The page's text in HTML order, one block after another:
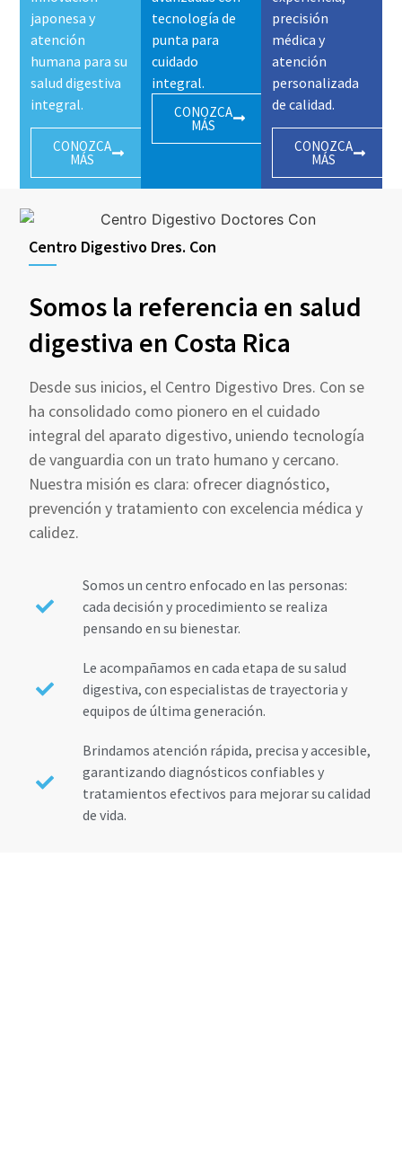
japonesa y
atención
humana para su
salud digestiva
integral.
CONOZCA
MÁS
tecnología de
punta para
cuidado
integral.
CONOZCA
MÁS
precisión
médica y
atención
personalizada
de calidad.
CONOZCA
MÁS
Centro Digestivo Dres. Con
Somos la referencia en salud
digestiva en Costa Rica
Desde sus inicios, el Centro Digestivo Dres. Con se
ha consolidado como pionero en el cuidado
integral del aparato digestivo, uniendo tecnología
de vanguardia con un trato humano y cercano.
Nuestra misión es clara: ofrecer diagnóstico,
prevención y tratamiento con excelencia médica y
calidez.
Somos un centro enfocado en las personas:
cada decisión y procedimiento se realiza
pensando en su bienestar.
Le acompañamos en cada etapa de su salud
digestiva, con especialistas de trayectoria y
equipos de última generación.
Brindamos atención rápida, precisa y accesible,
garantizando diagnósticos confiables y
tratamientos efectivos para mejorar su calidad
de vida.